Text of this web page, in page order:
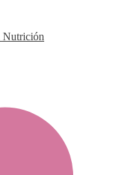
Nutrición